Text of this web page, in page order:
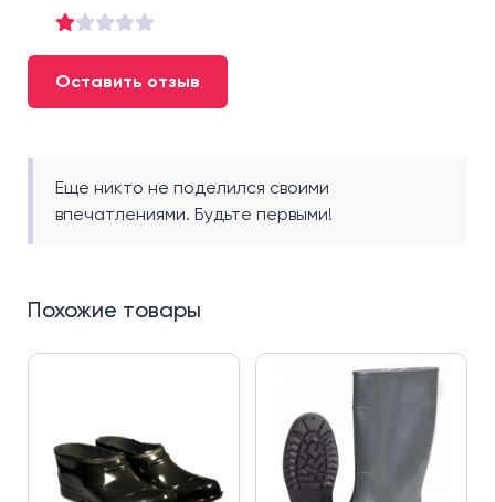
Оставить отзыв
Еще никто не поделился своими
впечатлениями. Будьте первыми!
Похожие товары